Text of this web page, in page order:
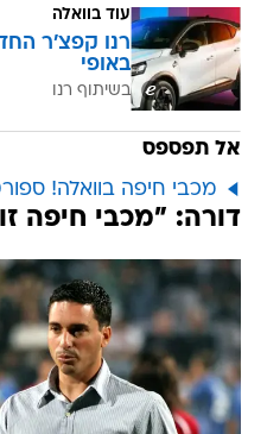
עוד בוואלה
רנו קפצ'ר
באופי
בשיתוף רנו
אל תפספס
מכבי חיפה בוואלה!
דורה: "מכבי חיפה